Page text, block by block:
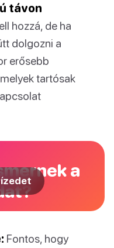
távon
hozzá, de ha
dolgozni a
erősebb
tartósak
a
Fontos, hogy